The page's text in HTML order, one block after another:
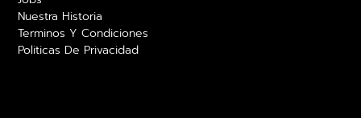
Camilo Rojas
Nuestra Historia
Terminos Y Condiciones
Politicas De Privacidad